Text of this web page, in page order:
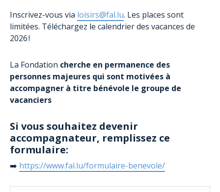
Inscrivez-vous via loisirs@fal.lu. Les places sont
limitées. Téléchargez le calendrier des vacances de
2026 !
La Fondation cherche en permanence des
personnes majeures qui sont motivées à
accompagner à titre bénévole le groupe de
vacanciers
Si vous souhaitez devenir
accompagnateur, remplissez ce
formulaire:
➡️ https://www.fal.lu/formulaire-benevole/